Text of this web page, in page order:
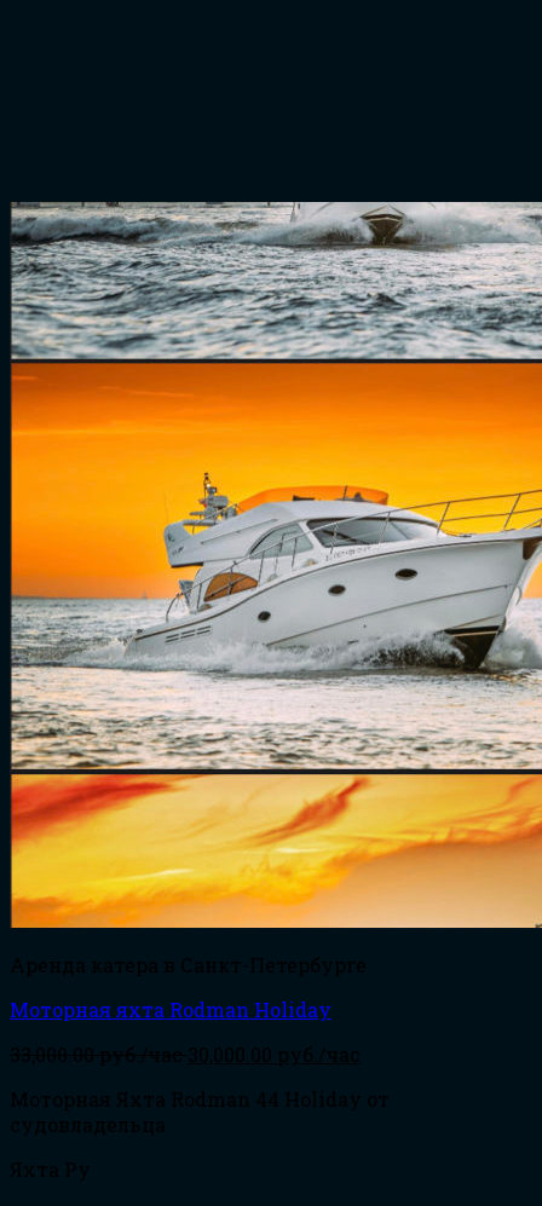
Аренда катера в Санкт-Петербурге
Моторная яхта Rodman Holiday
33,000.00руб./час30,000.00 руб./час
Моторная Яхта Rodman 44 Holiday от
судовладельца
Яхта Ру